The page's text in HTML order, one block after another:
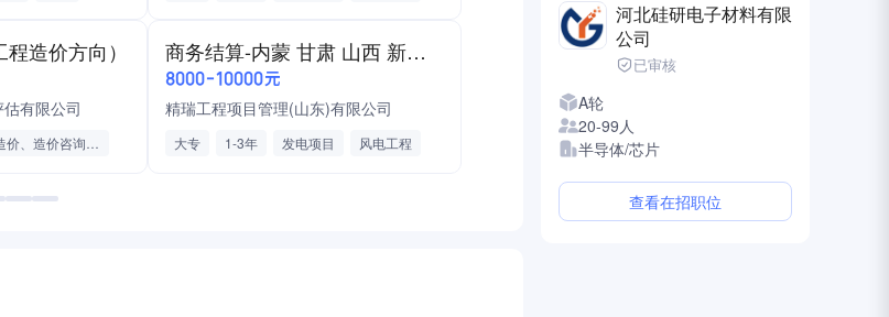
施工造价方向）
有限公司
工程造价、造价咨询、工程预结算
商务结算-内蒙 甘肃 山西 新疆 西藏 东北
8000-10000元
精瑞工程项目管理(山东)有限公司
大专 1-3年 发电项目
风电工程
河北硅研电子材料有限
公司
已审核
A轮
20-99人
半导体/芯片
查看在招职位